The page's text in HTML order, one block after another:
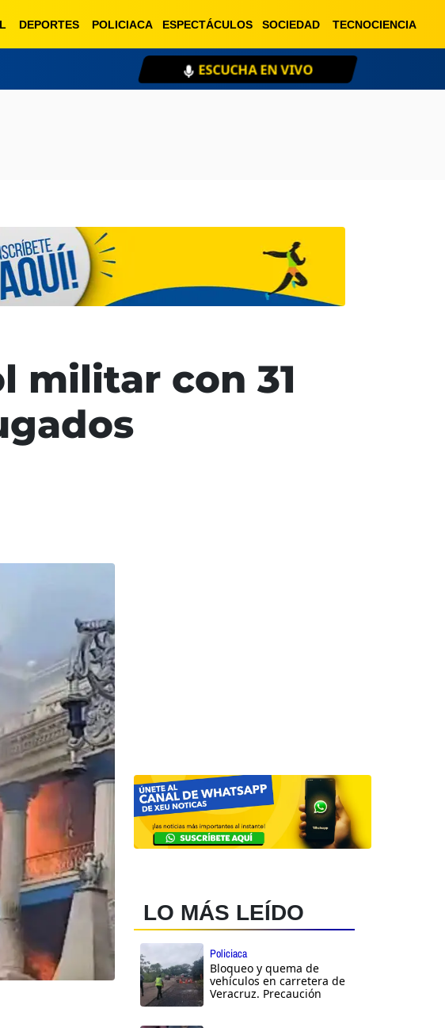
DEPORTES POLICIACA ESPECTÁCULOS SOCIEDAD TECNOCIENCIA
ESCUCHA EN VIVO
militar con 31
LO MÁS LEÍDO
Policiaca
Bloqueo y quema de
vehículos en carretera de
Veracruz. Precaución